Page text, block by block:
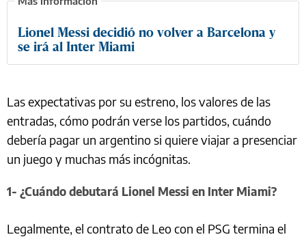
Lionel Messi decidió no volver a Barcelona y
se irá al Inter Miami
Las expectativas por su estreno, los valores de las
entradas, cómo podrán verse los partidos, cuándo
debería pagar un argentino si quiere viajar a presenciar
un juego y muchas más incógnitas.
1- ¿Cuándo debutará Lionel Messi en Inter Miami?
Legalmente, el contrato de Leo con el PSG termina el